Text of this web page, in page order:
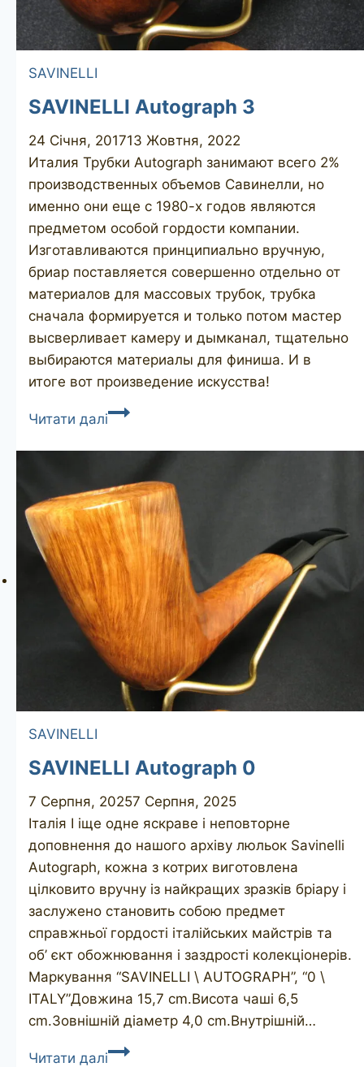
SAVINELLI
SAVINELLI Autograph 3
24 Січня, 201713 Жовтня, 2022
Италия Трубки Autograph занимают всего 2%
производственных объемов Савинелли, но
именно они еще с 1980-х годов являются
предметом особой гордости компании.
Изготавливаются принципиально вручную,
бриар поставляется совершенно отдельно от
материалов для массовых трубок, трубка
сначала формируется и только потом мастер
высверливает камеру и дымканал, тщательно
выбираются материалы для финиша. И в
итоге вот произведение искусства!
Читати даліSAVINELLI
3
SAVINELLI
SAVINELLI Autograph 0
7 Серпня, 20257 Серпня, 2025
Італія І іще одне яскраве і неповторне
доповнення до нашого архіву люльок Savinelli
Autograph, кожна з котрих виготовлена
цілковито вручну із найкращих зразків бріару і
заслужено становить собою предмет
справжньої гордості італійських майстрів та
об’ єкт обожнювання і заздрості колекціонерів.
Маркування “SAVINELLI \ AUTOGRAPH”, “0 \
ITALY”Довжина 15,7 cm.Висота чаші 6,5
cm.Зовнішній діаметр 4,0 cm.Внутрішній…
Читати даліSAVINELLI